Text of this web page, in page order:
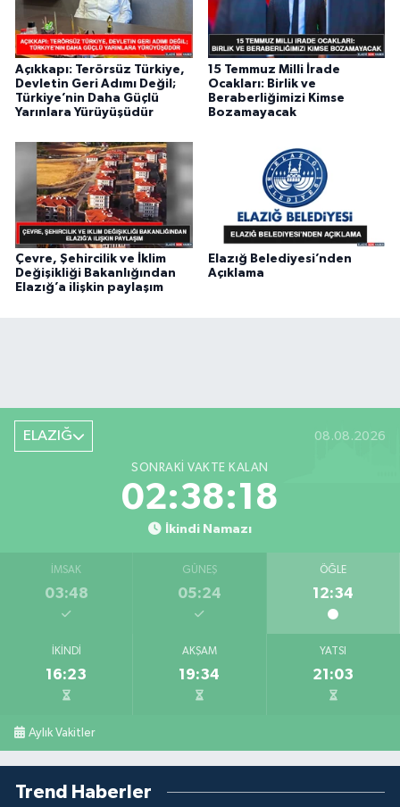
Açıkkapı: Terörsüz Türkiye,
Devletin Geri Adımı Değil;
Türkiye’nin Daha Güçlü
Yarınlara Yürüyüşüdür
15 Temmuz Milli İrade
Ocakları: Birlik ve
Beraberliğimizi Kimse
Bozamayacak
Çevre, Şehircilik ve İklim
Değişikliği Bakanlığından
Elazığ’a ilişkin paylaşım
Elazığ Belediyesi’nden
Açıklama
ELAZIĞ 08.08.2026
SONRAKI VAKTE KALAN
02:38:17
İkindi Namazı
İMSAK
03:48
GÜNEŞ
05:24
ÖĞLE
12:34
İKINDI
16:23
AKŞAM
19:34
YATSI
21:03
Aylık Vakitler
Trend Haberler